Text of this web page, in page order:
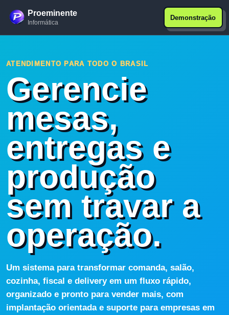
Proeminente
Informática
Demonstração
ATENDIMENTO PARA TODO O BRASIL
Gerencie
mesas,
entregas e
produção
sem travar a
operação.
Um sistema para transformar comanda, salão,
cozinha, fiscal e delivery em um fluxo rápido,
organizado e pronto para vender mais, com
implantação orientada e suporte para empresas em